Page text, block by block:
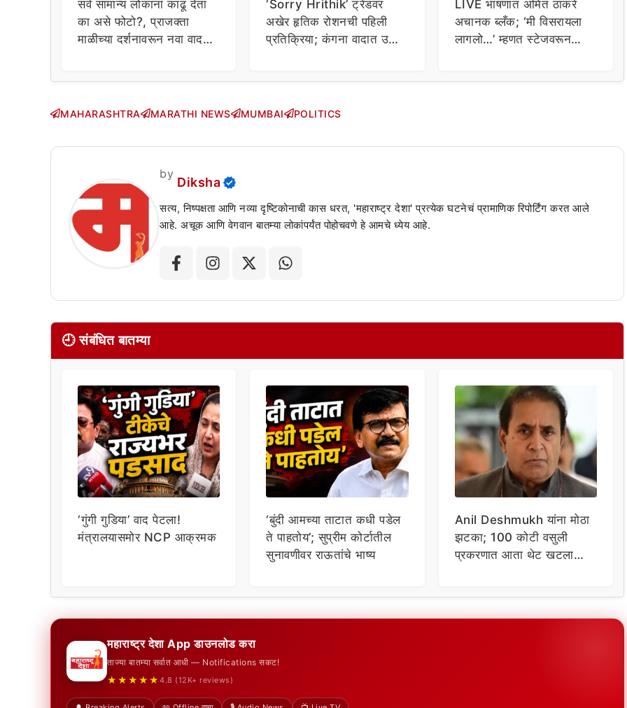
सर्व सामान्य लोकांना काढू देता
का असे फोटो?, प्राजक्ता
माळीच्या दर्शनावरून नवा वाद;
‘Sorry Hrithik’ ट्रेंडवर
अखेर हृतिक रोशनची पहिली
प्रतिक्रिया; कंगना वादात उडी
LIVE भाषणात अमित ठाकरे
अचानक ब्लँक; ‘मी विसरायला
लागलो…’ म्हणत स्टेजवरून
MAHARASHTRA MARATHI NEWS MUMBAI POLITICS
by
Diksha
सत्य, निष्पक्षता आणि नव्या दृष्टिकोनाची कास धरत, 'महाराष्ट्र देशा' प्रत्येक घटनेचं प्रामाणिक रिपोर्टिंग करत आले
आहे. अचूक आणि वेगवान बातम्या लोकांपर्यंत पोहोचवणे हे आमचे ध्येय आहे.
🕘 संबंधित बातम्या
‘गुंगी गुडिया’ वाद पेटला!
मंत्रालयासमोर NCP आक्रमक
‘बुंदी आमच्या ताटात कधी पडेल
ते पाहतोय’; सुप्रीम कोर्टातील
सुनावणीवर राऊतांचे भाष्य
Anil Deshmukh यांना मोठा
झटका; 100 कोटी वसुली
प्रकरणात आता थेट खटला
महाराष्ट्र देशा App डाउनलोड करा
ताज्या बातम्या सर्वात आधी — Notifications सकट!
★★★★★ 4.8 (12K+ reviews)